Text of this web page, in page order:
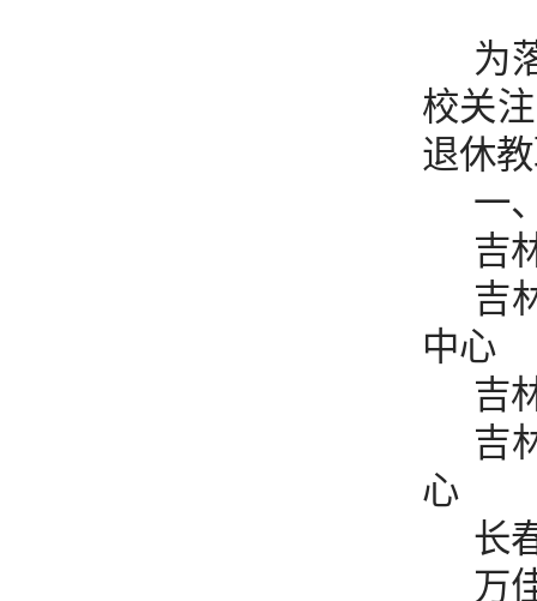
为
校关
退休
一
吉
吉
中心
吉
吉
心
长
万